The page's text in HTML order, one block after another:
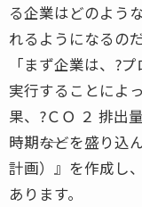
る企業はどのよう
れるようになるの
「まず企業は、?
実行することによ
果、?ＣＯ ２ 排出
時期――などを盛り
計画）』を作成し
あります。